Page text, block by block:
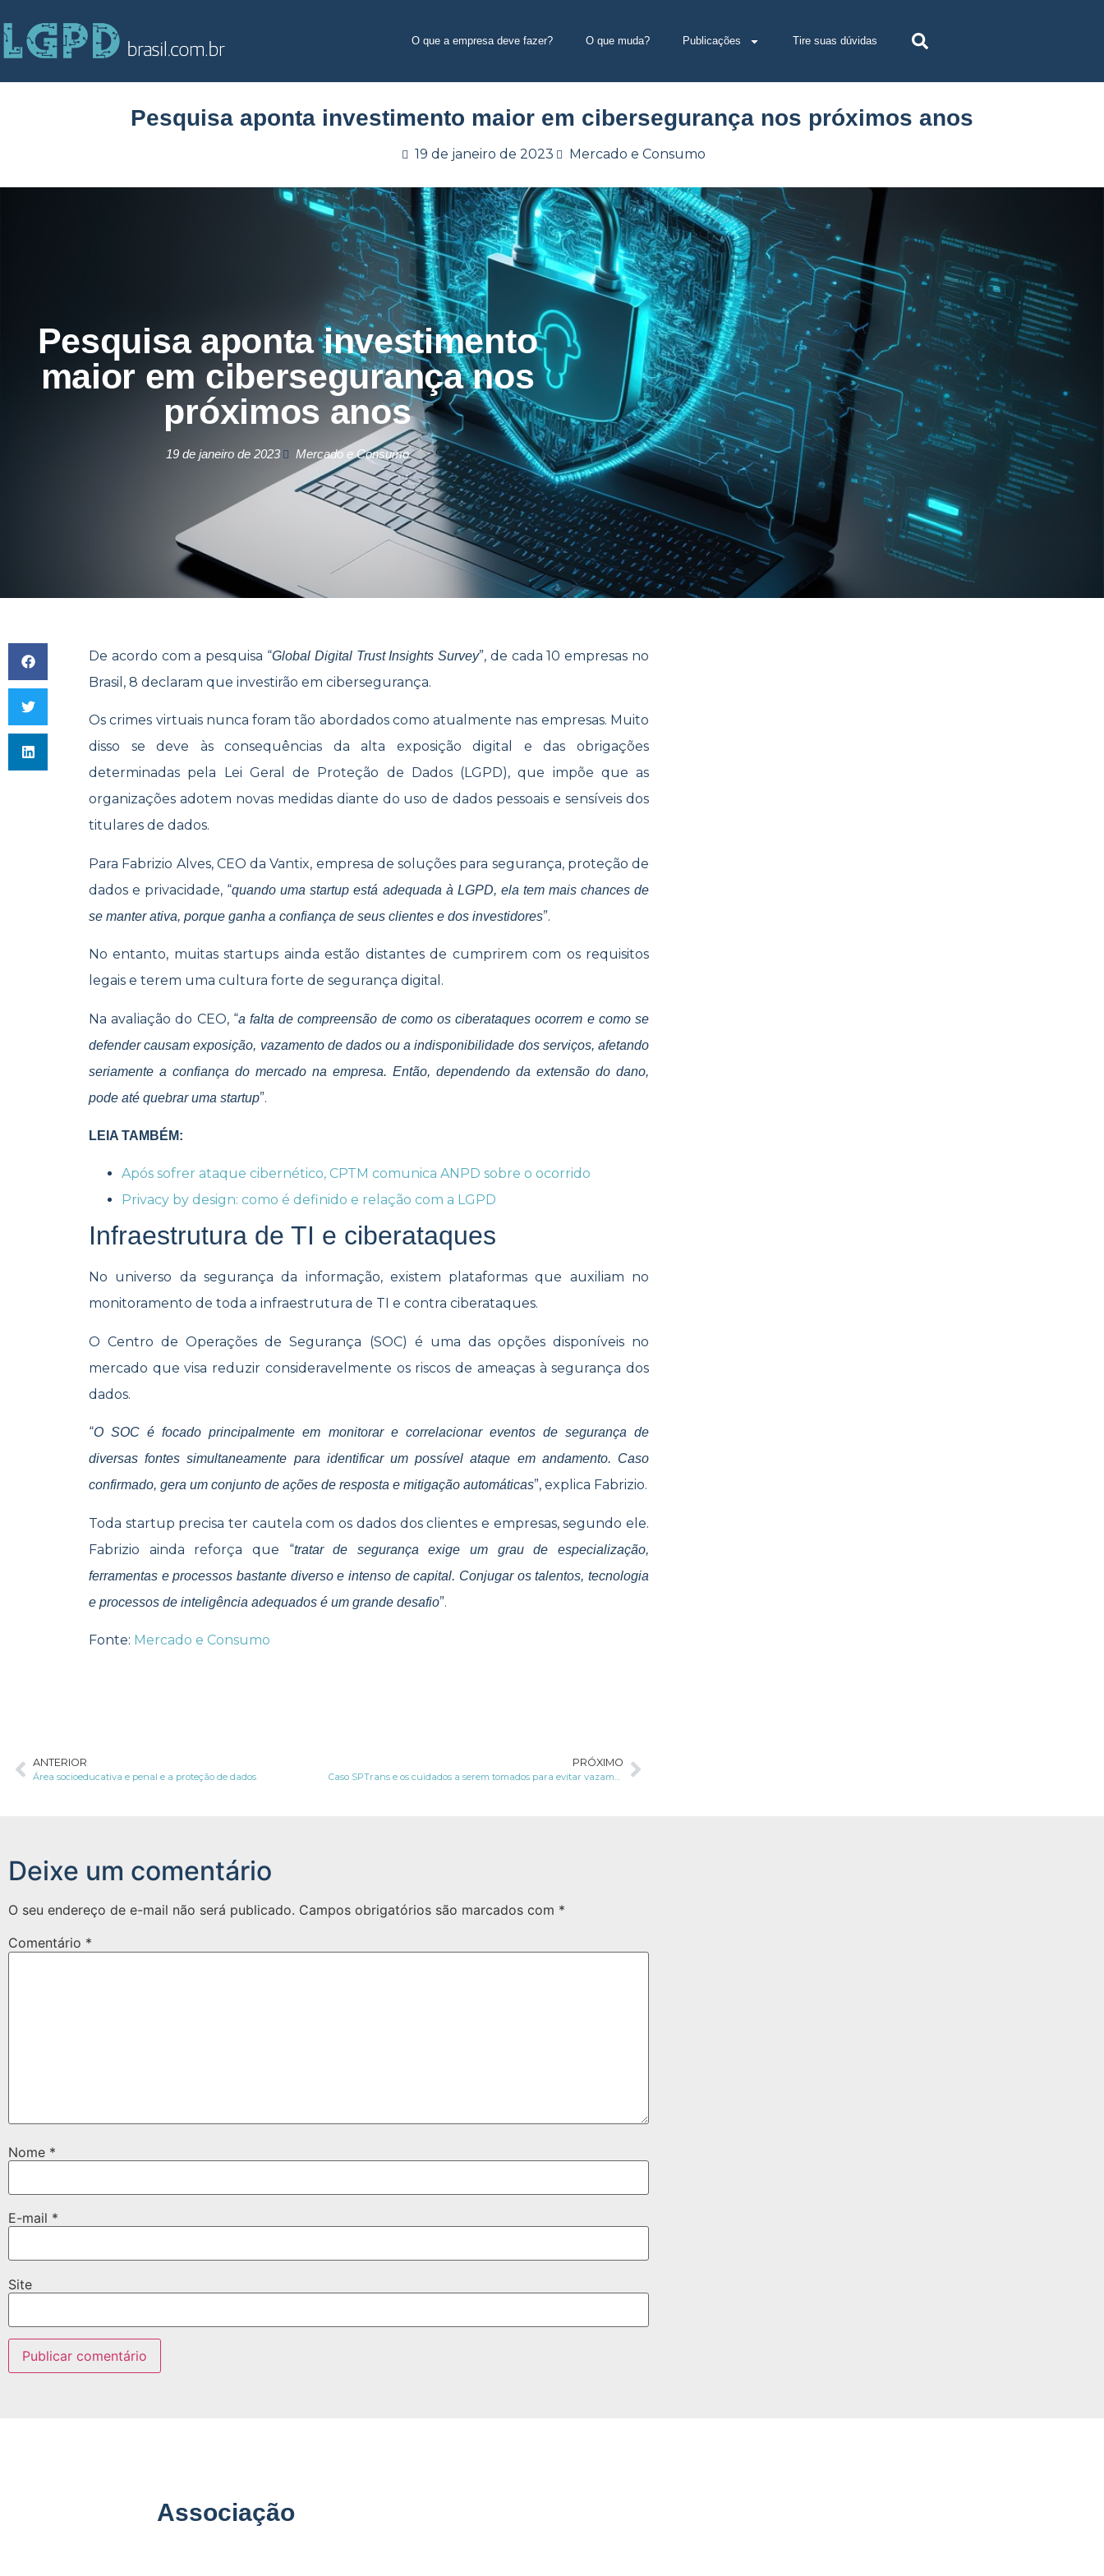
O que a empresa deve fazer? O que muda? Publicações Tire suas dúvidas
Pesquisa aponta investimento maior em cibersegurança nos próximos anos
19 de janeiro de 2023 Mercado e Consumo
Pesquisa aponta investimento
maior em cibersegurança nos
próximos anos
19 de janeiro de 2023 Mercado e Consumo
De acordo com a pesquisa “Global Digital Trust Insights Survey”, de cada 10 empresas no
Brasil, 8 declaram que investirão em cibersegurança.
Os crimes virtuais nunca foram tão abordados como atualmente nas empresas. Muito
disso se deve às consequências da alta exposição digital e das obrigações
determinadas pela Lei Geral de Proteção de Dados (LGPD), que impõe que as
organizações adotem novas medidas diante do uso de dados pessoais e sensíveis dos
titulares de dados.
Para Fabrizio Alves, CEO da Vantix, empresa de soluções para segurança, proteção de
dados e privacidade, “quando uma startup está adequada à LGPD, ela tem mais chances de
se manter ativa, porque ganha a confiança de seus clientes e dos investidores”.
No entanto, muitas startups ainda estão distantes de cumprirem com os requisitos
legais e terem uma cultura forte de segurança digital.
Na avaliação do CEO, “a falta de compreensão de como os ciberataques ocorrem e como se
defender causam exposição, vazamento de dados ou a indisponibilidade dos serviços, afetando
seriamente a confiança do mercado na empresa. Então, dependendo da extensão do dano,
pode até quebrar uma startup”.
LEIA TAMBÉM:
Após sofrer ataque cibernético, CPTM comunica ANPD sobre o ocorrido
Privacy by design: como é definido e relação com a LGPD
Infraestrutura de TI e ciberataques
No universo da segurança da informação, existem plataformas que auxiliam no
monitoramento de toda a infraestrutura de TI e contra ciberataques.
O Centro de Operações de Segurança (SOC) é uma das opções disponíveis no
mercado que visa reduzir consideravelmente os riscos de ameaças à segurança dos
dados.
“O SOC é focado principalmente em monitorar e correlacionar eventos de segurança de
diversas fontes simultaneamente para identificar um possível ataque em andamento. Caso
confirmado, gera um conjunto de ações de resposta e mitigação automáticas”, explica Fabrizio.
Toda startup precisa ter cautela com os dados dos clientes e empresas, segundo ele.
Fabrizio ainda reforça que “tratar de segurança exige um grau de especialização,
ferramentas e processos bastante diverso e intenso de capital. Conjugar os talentos, tecnologia
e processos de inteligência adequados é um grande desafio”.
Fonte: Mercado e Consumo
ANTERIOR
Área socioeducativa e penal e a proteção de dados
PRÓXIMO
Caso SPTrans e os cuidados a serem tomados para evitar vazamentos
Deixe um comentário
O seu endereço de e-mail não será publicado. Campos obrigatórios são marcados com *
Comentário *
Nome *
E-mail *
Site
Associação